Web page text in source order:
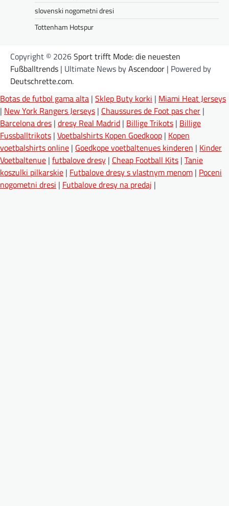
slovenski nogometni dresi
Tottenham Hotspur
Copyright © 2026Sport trifft Mode: die neuesten
Fußballtrends | Ultimate News byAscendoor | Powered by
Deutschrette.com.
Botas de futbol gama alta | Sklep Buty korki | Miami Heat Jerseys
| New York Rangers Jerseys | Chaussures de Foot pas cher |
Barcelona dres | dresy Real Madrid | Billige Trikots | Billige
Fussballtrikots | Voetbalshirts Kopen Goedkoop | Kopen
voetbalshirts online | Goedkope voetbaltenues kinderen | Kinder
Voetbaltenue | futbalove dresy | Cheap Football Kits | Tanie
koszulki pilkarskie | Futbalove dresy s vlastnym menom | Poceni
nogometni dresi | Futbalove dresy na predaj |